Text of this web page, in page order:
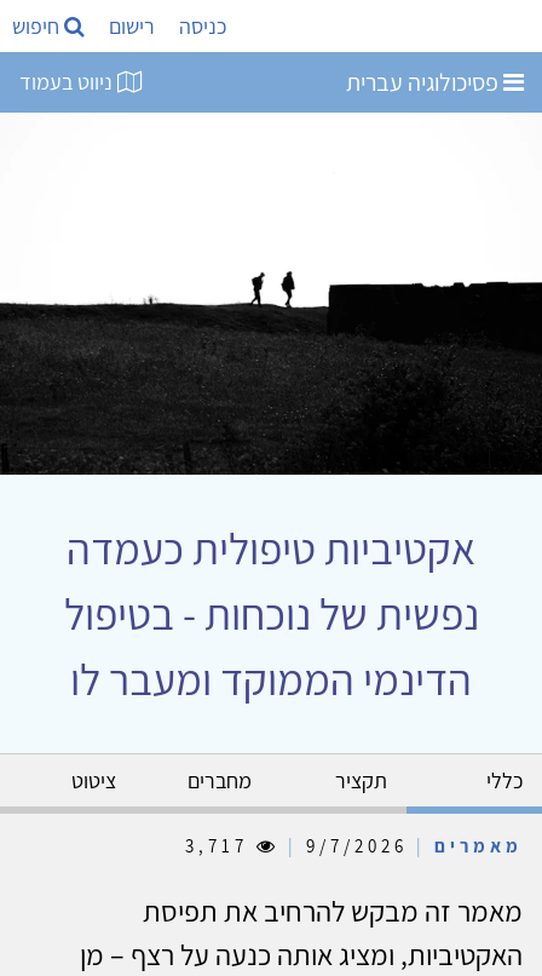
כניסה רישום חיפוש
פסיכולוגיה עברית ניווט בעמוד
אקטיביות טיפולית כעמדה
נפשית של נוכחות - בטיפול
הדינמי הממוקד ומעבר לו
כללי תקציר מחברים ציטוט
מאמרים |
|
מאמר זה מבקש להרחיב את תפיסת
האקטיביות, ומציג אותה כנעה על רצף – מן